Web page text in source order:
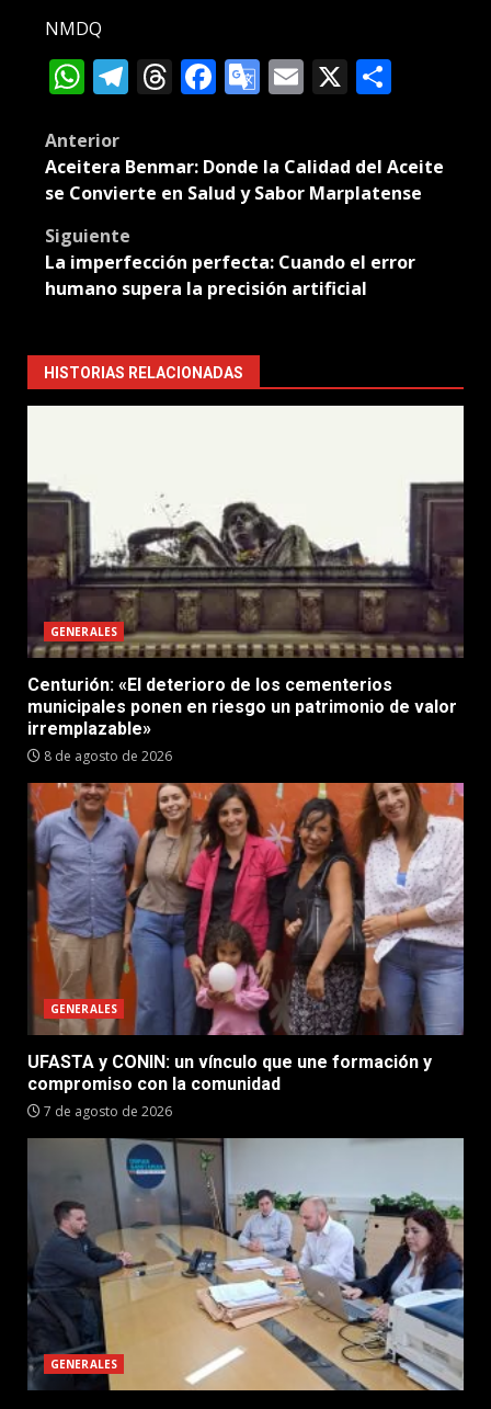
NMDQ
WhatsApp
Telegram
Threads
Facebook
Google
Email
X
Post
navigation
Anterior
Aceitera Benmar: Donde la Calidad del Aceite
se Convierte en Salud y Sabor Marplatense
Siguiente
La imperfección perfecta: Cuando el error
humano supera la precisión artificial
HISTORIAS RELACIONADAS
GENERALES
Centurión: «El deterioro de los cementerios
municipales ponen en riesgo un patrimonio de valor
irremplazable»
8 de agosto de 2026
GENERALES
UFASTA y CONIN: un vínculo que une formación y
compromiso con la comunidad
7 de agosto de 2026
GENERALES